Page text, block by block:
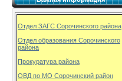
Отдел ЗАГС Сорочинского района
Отдел образования Сорочинского
района
Прокуратура района
ОВД по МО Сорочинский район